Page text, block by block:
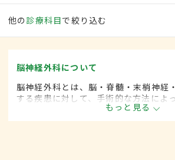
他の 診療科目で絞り込む
脳神経外科について
脳神経外科とは、脳・脊髄・末梢神経
する疾患に対して、手術的な方法によ
もっと見る